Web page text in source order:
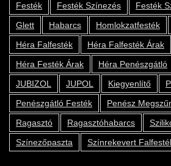
Festék
Festék Színezés Festék
Glett
Habarcs Homlokzatfesték
Héra Falfesték
Héra Falfesték Árak
Héra Festék Árak
Héra Penészgátló
JUBIZOL
JUPOL Kiegyenlítő
Penészgátló Festék
Penész
Ragasztó
Ragasztóhabarcs
Színezőpaszta
Színrekevert